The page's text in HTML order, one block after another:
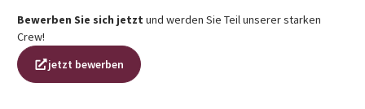
Bewerben Sie sich jetzt und werden Sie Teil unserer starken
Crew!
jetzt bewerben